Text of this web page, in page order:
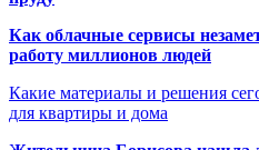
Как облачные сервисы
работу миллионов людей
Какие материалы и решения
для квартиры и дома